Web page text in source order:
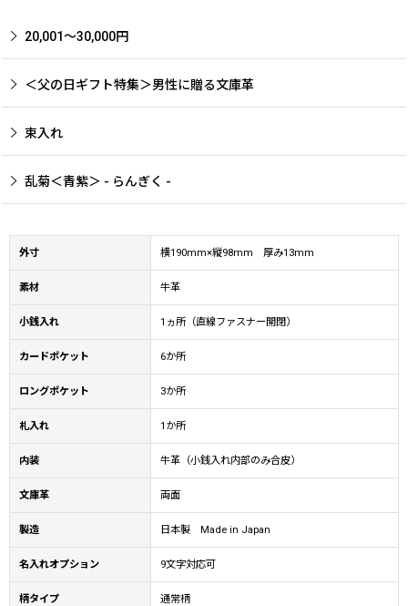
20,001〜30,000円
＜父の日ギフト特集＞男性に贈る文庫革
束入れ
乱菊＜青紫＞ - らんぎく -
外寸 横190mm×縦98mm 厚み13mm
素材 牛革
小銭入れ 1ヵ所（直線ファスナー開閉）
カードポケット 6か所
ロングポケット 3か所
札入れ 1か所
内装 牛革（小銭入れ内部のみ合皮）
文庫革 両面
製造 日本製 Made in Japan
名入れオプション 9文字対応可
柄タイプ 通常柄